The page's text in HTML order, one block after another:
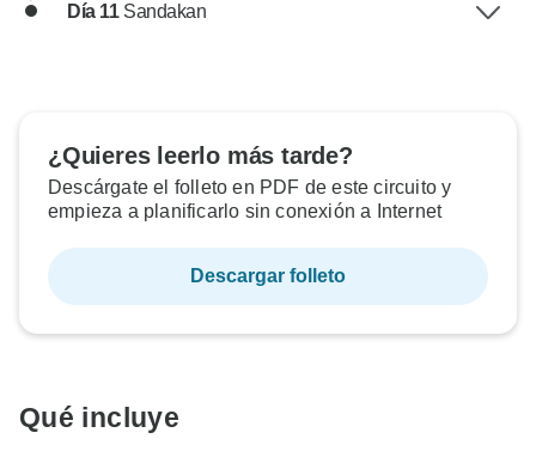
Día 11 Sandakan
¿Quieres leerlo más tarde?
Descárgate el folleto en PDF de este circuito y
empieza a planificarlo sin conexión a Internet
Descargar folleto
Qué incluye